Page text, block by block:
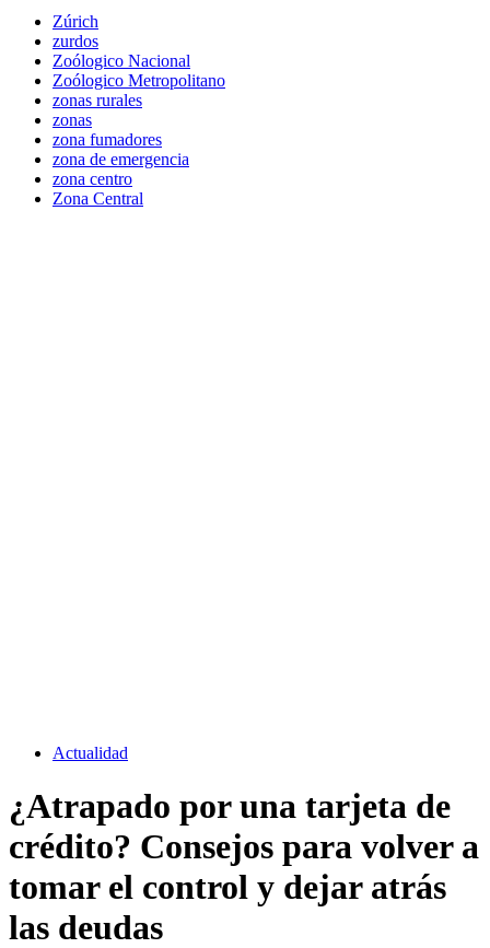
Zúrich
zurdos
Zoólogico Nacional
Zoólogico Metropolitano
zonas rurales
zonas
zona fumadores
zona de emergencia
zona centro
Zona Central
Actualidad
¿Atrapado por una tarjeta de
crédito? Consejos para volver a
tomar el control y dejar atrás
las deudas